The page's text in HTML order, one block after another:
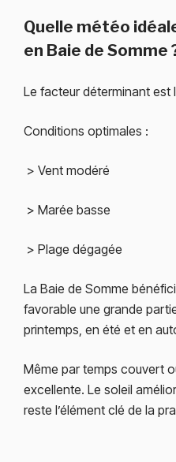
Quelle météo
en Baie de Somme
Le facteur déterminant est
Conditions optimales :
> Vent modéré
> Marée basse
> Plage dégagée
La Baie de Somme
favorable une grande
printemps, en été et en
Même par temps couvert
excellente. Le soleil
reste l’élément clé de la